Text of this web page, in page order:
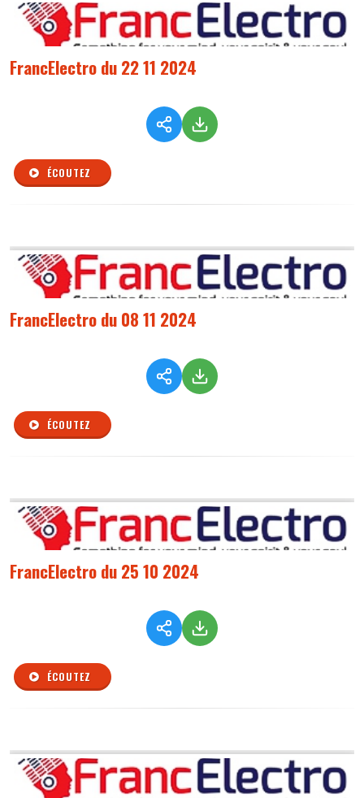
FrancElectro du 22 11 2024
ÉCOUTEZ
FrancElectro du 08 11 2024
ÉCOUTEZ
FrancElectro du 25 10 2024
ÉCOUTEZ